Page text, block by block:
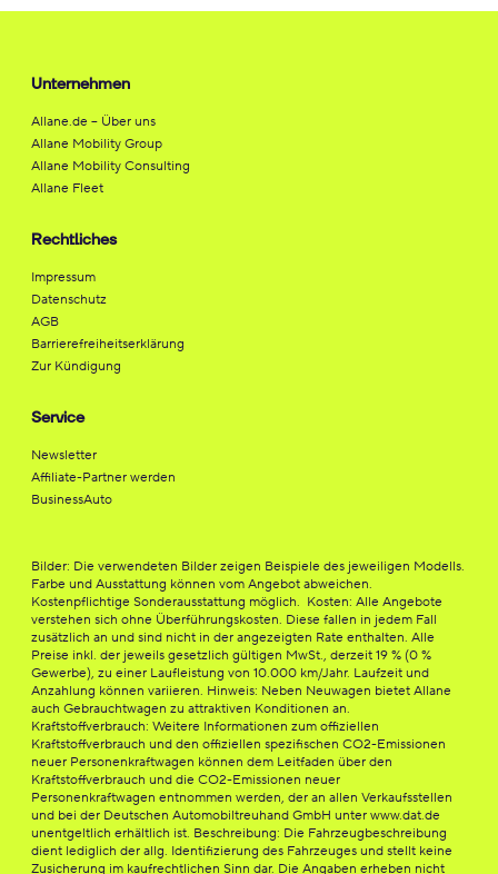
Unternehmen
Allane.de – Über uns
Allane Mobility Group
Allane Mobility Consulting
Allane Fleet
Rechtliches
Impressum
Datenschutz
AGB
Barrierefreiheitserklärung
Zur Kündigung
Service
Newsletter
Affiliate-Partner werden
BusinessAuto
Bilder: Die verwendeten Bilder zeigen Beispiele des jeweiligen Modells.
Farbe und Ausstattung können vom Angebot abweichen.
Kostenpflichtige Sonderausstattung möglich. Kosten: Alle Angebote
verstehen sich ohne Überführungskosten. Diese fallen in jedem Fall
zusätzlich an und sind nicht in der angezeigten Rate enthalten. Alle
Preise inkl. der jeweils gesetzlich gültigen MwSt., derzeit 19 % (0 %
Gewerbe), zu einer Laufleistung von 10.000 km/Jahr. Laufzeit und
Anzahlung können variieren. Hinweis: Neben Neuwagen bietet Allane
auch Gebrauchtwagen zu attraktiven Konditionen an.
Kraftstoffverbrauch: Weitere Informationen zum offiziellen
Kraftstoffverbrauch und den offiziellen spezifischen CO2-Emissionen
neuer Personenkraftwagen können dem Leitfaden über den
Kraftstoffverbrauch und die CO2-Emissionen neuer
Personenkraftwagen entnommen werden, der an allen Verkaufsstellen
und bei der Deutschen Automobiltreuhand GmbH unter www.dat.de
unentgeltlich erhältlich ist. Beschreibung: Die Fahrzeugbeschreibung
dient lediglich der allg. Identifizierung des Fahrzeuges und stellt keine
Zusicherung im kaufrechtlichen Sinn dar. Die Angaben erheben nicht